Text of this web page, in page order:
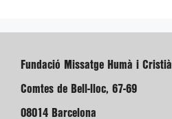
Fundació Missatge Humà i Cristià
Comtes de Bell-lloc, 67-69
08014 Barcelona